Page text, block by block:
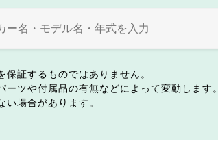
証するものではありません。
ツや付属品の有無などによって変動します。
場合があります。